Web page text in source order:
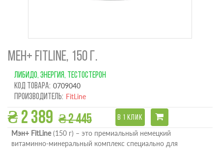
МЕН+ FITLINE, 150 Г.
ЛИБИДО, ЭНЕРГИЯ, ТЕСТОСТЕРОН
Код товара: 0709040
Производитель: FitLine
₴ 2 389 ₴ 2 445 В 1 КЛИК
Мэн+ FitLine(150 г) – это премиальный немецкий
витаминно-минеральный комплекс специально для